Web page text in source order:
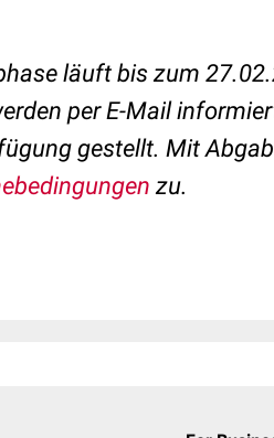
läuft bis zum
per E-Mail
gestellt. Mit
zu.